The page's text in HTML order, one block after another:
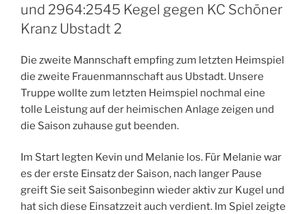
und 2964:2545 Kegel gegen KC Schöner
Kranz Ubstadt 2
Die zweite Mannschaft empfing zum letzten Heimspiel
die zweite Frauenmannschaft aus Ubstadt. Unsere
Truppe wollte zum letzten Heimspiel nochmal eine
tolle Leistung auf der heimischen Anlage zeigen und
die Saison zuhause gut beenden.
Im Start legten Kevin und Melanie los. Für Melanie war
es der erste Einsatz der Saison, nach langer Pause
greift Sie seit Saisonbeginn wieder aktiv zur Kugel und
hat sich diese Einsatzzeit auch verdient. Im Spiel zeigte